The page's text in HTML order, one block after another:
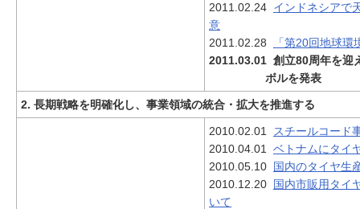
2011.02.24 インドネシアで
意
2011.02.28
「第20回地球
2011.03.01 創立80周年を迎
ボルを発表
2. 長期戦略を明確化し、事業領域の統合・拡大を推進する
2010.02.01
スチールコード
2010.04.01 ベトナムにタイ
2010.05.10
国内のタイヤ生
2010.12.20
国内市販用タイ
いて